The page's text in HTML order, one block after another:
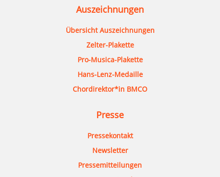
Auszeichnungen
Übersicht Auszeichnungen
Zelter-Plakette
Pro-Musica-Plakette
Hans-Lenz-Medaille
Chordirektor*in BMCO
Presse
Pressekontakt
Newsletter
Pressemitteilungen